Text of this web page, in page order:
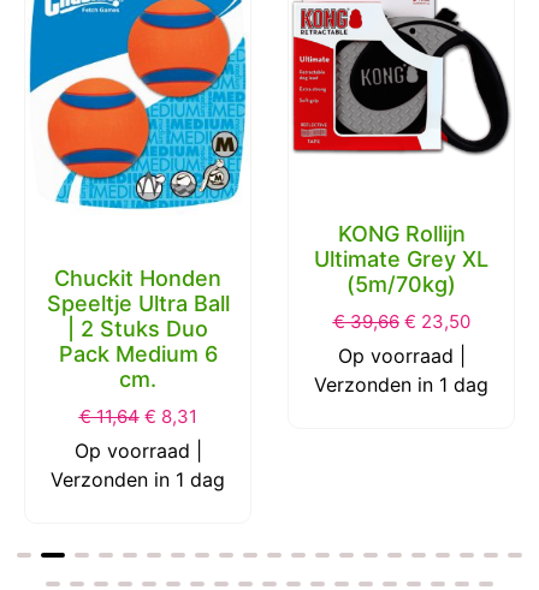
Chuckit Honden
Speeltje Ultra Ball
| 2 Stuks Duo
Pack Medium 6
cm.
€11,64 € 8,31
Op voorraad |
Verzonden in 1 dag
KONG Rollijn
Ultimate Grey XL
(5m/70kg)
€39,66 € 23,50
Op voorraad |
Verzonden in 1 dag